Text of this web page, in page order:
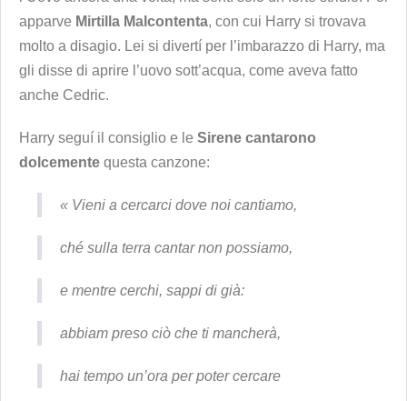
apparve Mirtilla Malcontenta, con cui Harry si trovava
molto a disagio. Lei si divertí per l’imbarazzo di Harry, ma
gli disse di aprire l’uovo sott’acqua, come aveva fatto
anche Cedric.
Harry seguí il consiglio e le Sirene cantarono
dolcemente questa canzone:
« Vieni a cercarci dove noi cantiamo,
ché sulla terra cantar non possiamo,
e mentre cerchi, sappi di già:
abbiam preso ciò che ti mancherà,
hai tempo un’ora per poter cercare